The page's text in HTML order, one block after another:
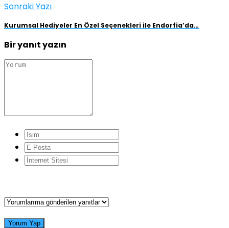
Sonraki Yazı
Kurumsal Hediyeler En Özel Seçenekleri ile Endorfia’da…
Bir yanıt yazın
Yorum Yap